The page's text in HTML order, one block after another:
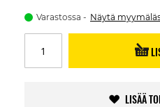
Varastossa Näytä
LISÄÄ